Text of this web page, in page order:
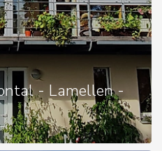
- Lamellen -